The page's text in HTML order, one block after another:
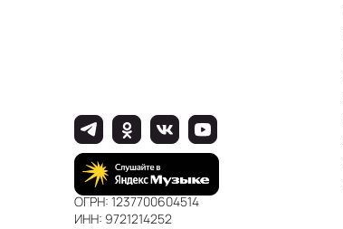
ОГРН: 1237700604514
ИНН: 9721214252